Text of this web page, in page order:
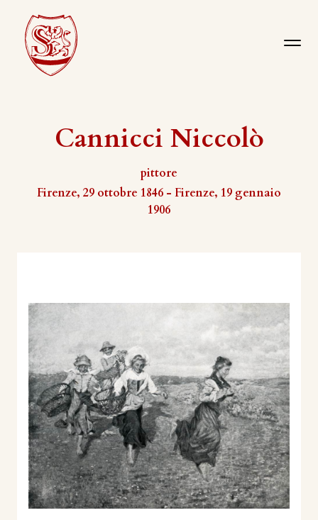
Cannicci Niccolò
pittore
Firenze, 29 ottobre 1846 - Firenze, 19 gennaio
1906